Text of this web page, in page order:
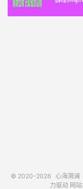
© 2020-2026 心海漪澜
力驱动 网